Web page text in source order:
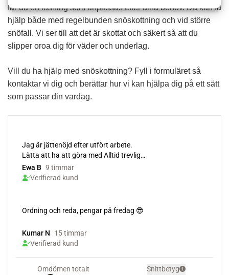
får du en lösning som anpassas efter dina behov. Du kan få
hjälp både med regelbunden snöskottning och vid större
snöfall. Vi ser till att det är skottat och säkert så att du
slipper oroa dig för väder och underlag.
Vill du ha hjälp med snöskottning? Fyll i formuläret så
kontaktar vi dig och berättar hur vi kan hjälpa dig på ett sätt
som passar din vardag.